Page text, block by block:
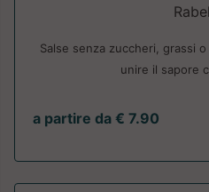
Salse senza zuccheri, grassi
unire il sapore
a partire da € 7.90